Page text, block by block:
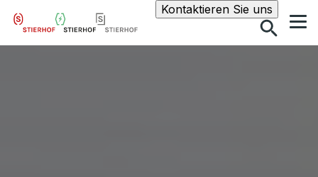
Kontaktieren Sie unsSuche